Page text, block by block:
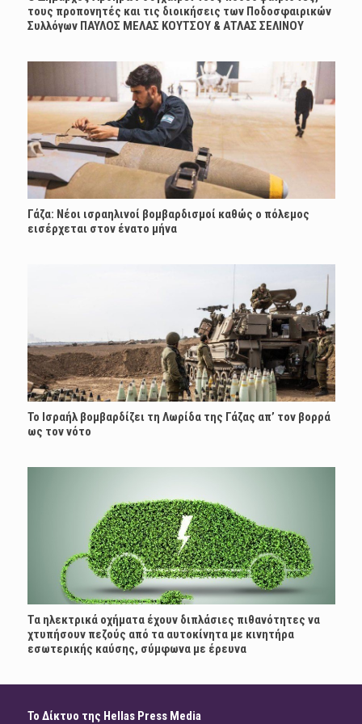
τους προπονητές και τις διοικήσεις των Ποδοσφαιρικών
Συλλόγων ΠΑΥΛΟΣ ΜΕΛΑΣ ΚΟΥΤΣΟΥ & ΑΤΛΑΣ ΣΕΛΙΝΟΥ
Γάζα: Νέοι ισραηλινοί βομβαρδισμοί καθώς ο πόλεμος
εισέρχεται στον ένατο μήνα
Το Ισραήλ βομβαρδίζει τη Λωρίδα της Γάζας απ’ τον βορρά
ως τον νότο
Τα ηλεκτρικά οχήματα έχουν διπλάσιες πιθανότητες να
χτυπήσουν πεζούς από τα αυτοκίνητα με κινητήρα
εσωτερικής καύσης, σύμφωνα με έρευνα
Το Δίκτυο της Hellas Press Media